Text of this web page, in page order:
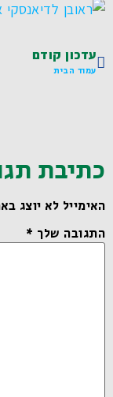
עדכון קודם
עמוד הבית
כתיבת
האימייל לא יוצג
התגובה שלך *